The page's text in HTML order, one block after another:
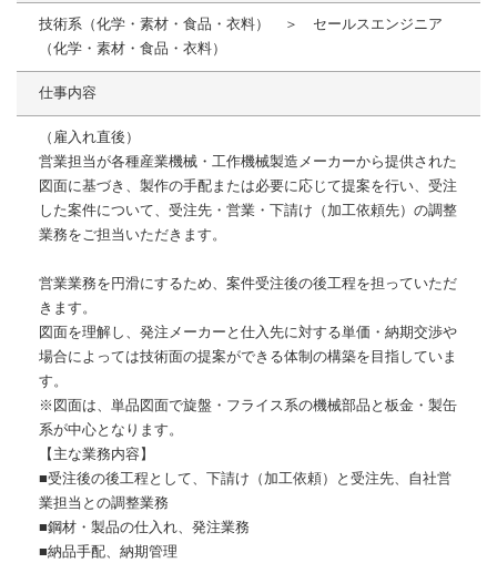
技術系（化学・素材・食品・衣料） ＞ セールスエンジニア
（化学・素材・食品・衣料）
仕事内容
（雇入れ直後）
営業担当が各種産業機械・工作機械製造メーカーから提供された
図面に基づき、製作の手配または必要に応じて提案を行い、受注
した案件について、受注先・営業・下請け（加工依頼先）の調整
業務をご担当いただきます。
営業業務を円滑にするため、案件受注後の後工程を担っていただ
きます。
図面を理解し、発注メーカーと仕入先に対する単価・納期交渉や
場合によっては技術面の提案ができる体制の構築を目指していま
す。
※図面は、単品図面で旋盤・フライス系の機械部品と板金・製缶
系が中心となります。
【主な業務内容】
■受注後の後工程として、下請け（加工依頼）と受注先、自社営
業担当との調整業務
■鋼材・製品の仕入れ、発注業務
■納品手配、納期管理